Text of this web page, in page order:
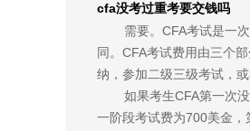
cfa没考过重考要交钱吗
需要。CFA考试是一
同。CFA考试费用由三个
纳，参加二级三级考试，
如果考生CFA第一次
一阶段考试费为700美金，